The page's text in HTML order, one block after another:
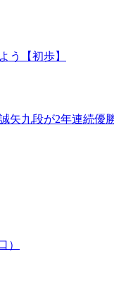
う【初歩】
矢九段が2年連続優
）